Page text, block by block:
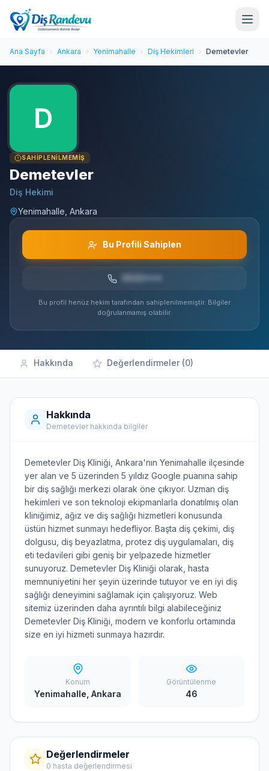
Ana Sayfa Ankara Yenimahalle Diş Hekimleri Demetevler
SAHIPLENILMEMIŞ
Demetevler
Diş Hekimi
Yenimahalle, Ankara
Bu Profili Sahiplen
Bu profil henüz hekim tarafından sahiplenilmemiştir. Bilgiler
doğrulanmamış olabilir.
Hakkında Değerlendirmeler (0)
Hakkında
Demetevler hakkında bilgiler
Demetevler Diş Kliniği, Ankara'nın Yenimahalle ilçesinde
yer alan ve 5 üzerinden 5 yıldız Google puanına sahip
bir diş sağlığı merkezi olarak öne çıkıyor. Uzman diş
hekimleri ve son teknoloji ekipmanlarla donatılmış olan
kliniğimiz, ağız ve diş sağlığı hizmetleri konusunda
üstün hizmet sunmayı hedefliyor. Başta diş çekimi, diş
dolgusu, diş beyazlatma, protez diş uygulamaları, diş
eti tedavileri gibi geniş bir yelpazede hizmetler
sunuyoruz. Demetevler Diş Kliniği olarak, hasta
memnuniyetini her şeyin üzerinde tutuyor ve en iyi diş
sağlığı deneyimini sağlamak için çalışıyoruz. Web
sitemiz üzerinden daha ayrıntılı bilgi alabileceğiniz
Demetevler Diş Kliniği, modern ve konforlu ortamında
size en iyi hizmeti sunmaya hazırdır.
Konum
Yenimahalle, Ankara
Görüntülenme
46
Değerlendirmeler
0 hasta değerlendirmesi